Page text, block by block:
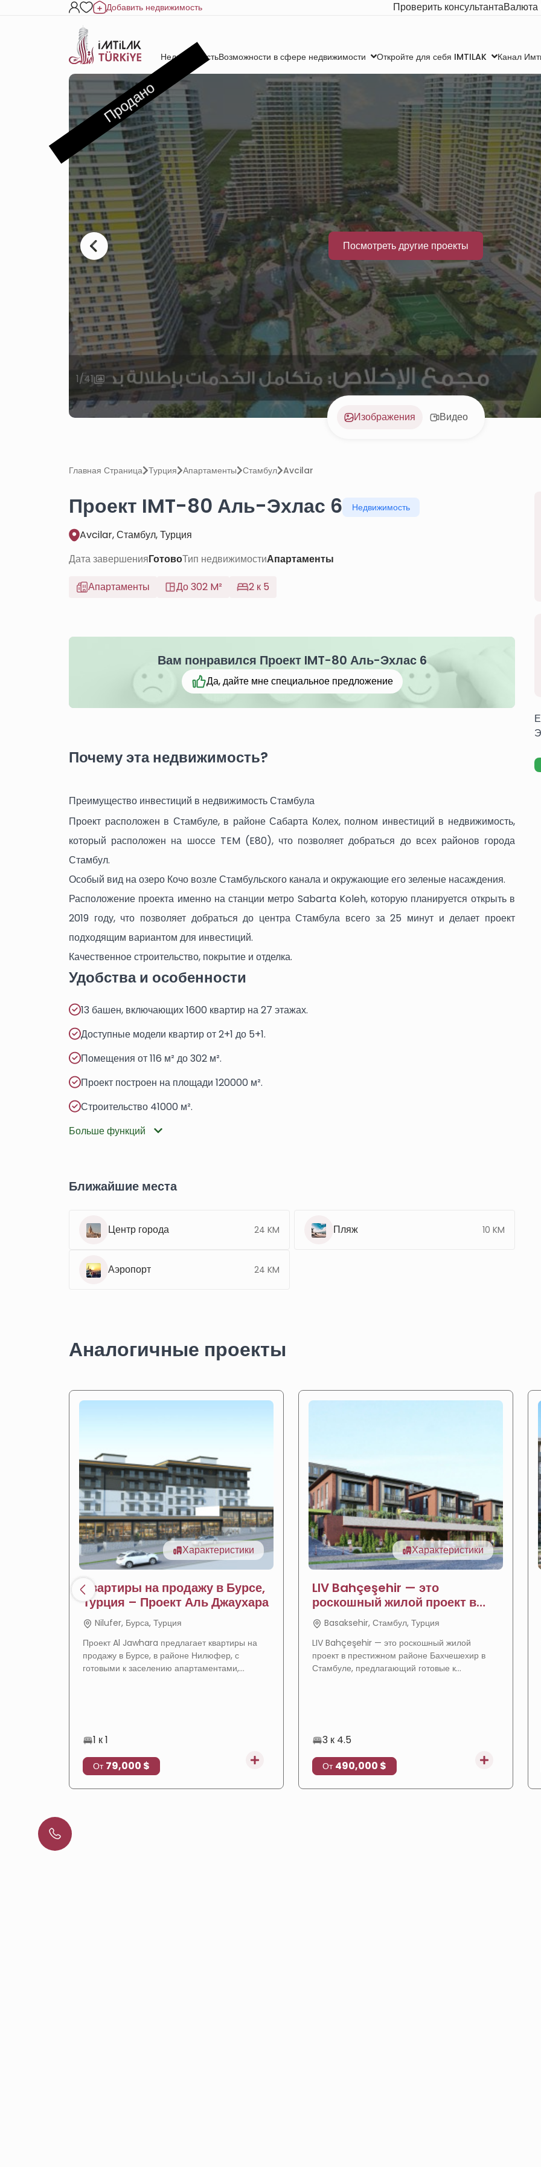
Добавить недвижимость Проверить консультантаВалюта
НедвижимостьВозможности в сфере недвижимости Откройте для себя IMTILAK Канал
Продано
Посмотреть другие проекты
1/41
Изображения Видео
Главная Страница Турция Апартаменты Стамбул Avcilar
Проект IMT-80 Аль-Эхлас 6 Недвижимость
Avcilar, Стамбул, Турция
Дата завершенияГотовоТип недвижимостиАпартаменты
Апартаменты
До 302 M² 2 к 5
Вам понравился Проект IMT-80 Аль-Эхлас 6
Да, дайте мне специальное предложение
Почему эта недвижимость?
Преимущество инвестиций в недвижимость Стамбула
Проект расположен в Стамбуле, в районе Сабарта Колех, полном инвестиций в недвижимость,
который расположен на шоссе TEM (E80), что позволяет добраться до всех районов города
Стамбул.
Особый вид на озеро Кочо возле Стамбульского канала и окружающие его зеленые насаждения.
Расположение проекта именно на станции метро Sabarta Koleh, которую планируется открыть в
2019 году, что позволяет добраться до центра Стамбула всего за 25 минут и делает проект
подходящим вариантом для инвестиций.
Качественное строительство, покрытие и отделка.
Удобства и особенности
13 башен, включающих 1600 квартир на 27 этажах.
Доступные модели квартир от 2+1 до 5+1.
Помещения от 116 м² до 302 м².
Проект построен на площади 120000 м².
Строительство 41000 м².
Больше функций
Ближайшие места
Центр города 24 KM Пляж 10 KM
Аэропорт 24 KM
Аналогичные проекты
Характеристики
Квартиры на продажу в Бурсе,
Турция – Проект Аль Джаухара
Nilufer, Бурса, Турция
Проект Al Jawhara предлагает квартиры на
продажу в Бурсе, в районе Нилюфер, с
готовыми к заселению апартаментами,
1 к 1
От 79,000 $
Характеристики
LIV Bahçeşehir — это
роскошный жилой проект в
Стамбуле
Basaksehir, Стамбул, Турция
LIV Bahçeşehir — это роскошный жилой
проект в престижном районе Бахчешехир в
Стамбуле, предлагающий готовые к
3 к 4.5
От 490,000 $